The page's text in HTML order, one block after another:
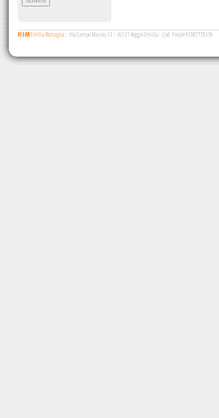
FISM Emilia Romagna ::Via Campo Marzio, 13 ::42121 Reggio Emilia ::Cod. Fiscale 91087770359